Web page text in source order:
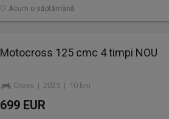
Acum o săptămână
Motocross 125 cmc 4 timpi NOU
Cross | 2025 | 10 km
699 EUR